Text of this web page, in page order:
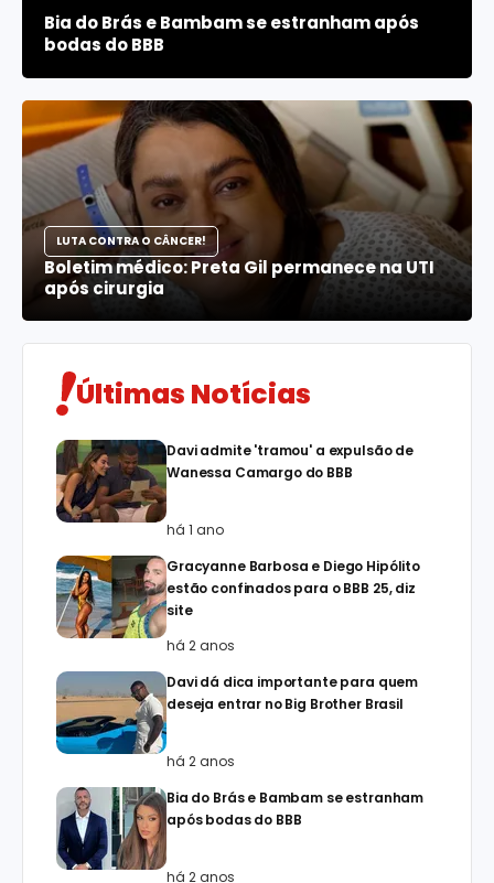
Bia do Brás e Bambam se estranham após
bodas do BBB
LUTA CONTRA O CÂNCER!
Boletim médico: Preta Gil permanece na UTI
após cirurgia
Últimas Notícias
Davi admite 'tramou' a expulsão de
Wanessa Camargo do BBB
há 1 ano
Gracyanne Barbosa e Diego Hipólito
estão confinados para o BBB 25, diz
site
há 2 anos
Davi dá dica importante para quem
deseja entrar no Big Brother Brasil
há 2 anos
Bia do Brás e Bambam se estranham
após bodas do BBB
há 2 anos